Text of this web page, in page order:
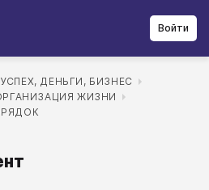
Войти
УСПЕХ, ДЕНЬГИ, БИЗНЕС
ЖИЗНИ